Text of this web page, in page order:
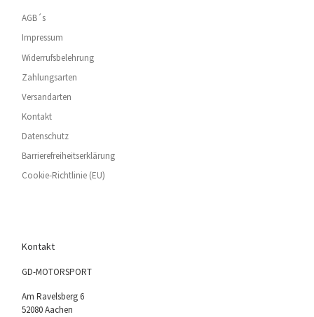
AGB´s
Impressum
Widerrufsbelehrung
Zahlungsarten
Versandarten
Kontakt
Datenschutz
Barrierefreiheitserklärung
Cookie-Richtlinie (EU)
Kontakt
GD-MOTORSPORT
Am Ravelsberg 6
52080 Aachen